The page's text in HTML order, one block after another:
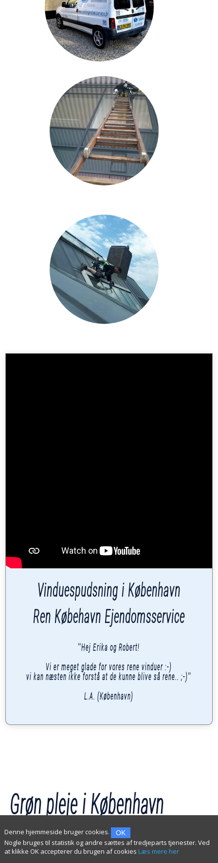
Vinduespudsning i København
Ren Købehavn Ejendomsservice
''Hej Erika og Robert!
Vi er meget glade for vores rene vinduer :-)
vi kan næsten ikke forstå at de kunne blive så rene.. ;-)''
L.A. (København)
Grøn pleje i København
Professionel og pålidelig grøn pleje.
Denne hjemmeside bruger cookies. OK
Nogle bruges til statistik og andre sættes af tredjeparts tjenester. Ved
at klikke OK accepterer du brugen af cookies Læs mere her